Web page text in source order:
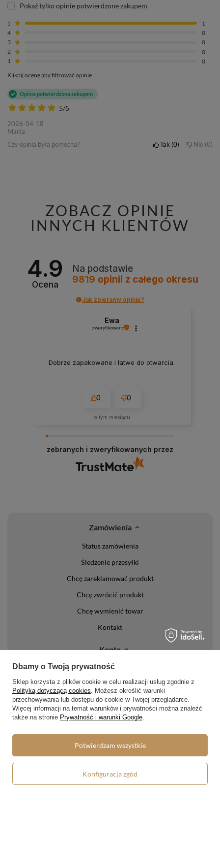
Pokaż tylko opinie potwierdzone zakupem
5
1
4
0
3
0
2
0
1
0
Kliknij ocenę aby filtrować opinie
5/5
Opinia potwierdzona zakupem
2026-04-18
Marta
Czy opinia była pomocna?
Tak 0 Nie 0
ZOBACZ OPINIE
INNYCH KLIENTÓW
4.9
Ocena
Na podstawie
9819 opinii z całego okresu
Jak zbieramy opinie?
Ewa
zweryfikowano
Dobrze zapakowane i łatwe do otwarcia.
0 0
w tym miesiącu
zebranych i zweryfikowanych przez
Zamówienia
Status zamówienia
Śledzenie przesyłki
Chcę zareklamować produkt
Chcę zwrócić produkt
Chcę wymienić towar
Kontakt
Konto
Regulaminy
Regulamin
Polityka prywatności i cookies
Lista form płatności
Formy dostawy
Media społecznościowe
Dbamy o Twoją prywatność
Sklep korzysta z plików cookie w celu realizacji usług zgodnie z
Polityką dotyczącą cookies. Możesz określić warunki
przechowywania lub dostępu do cookie w Twojej przeglądarce.
Więcej informacji na temat warunków i prywatności można znaleźć
także na stronie Prywatność i warunki Google.
Konfiguracja zgód
Potwierdzam wszystkie